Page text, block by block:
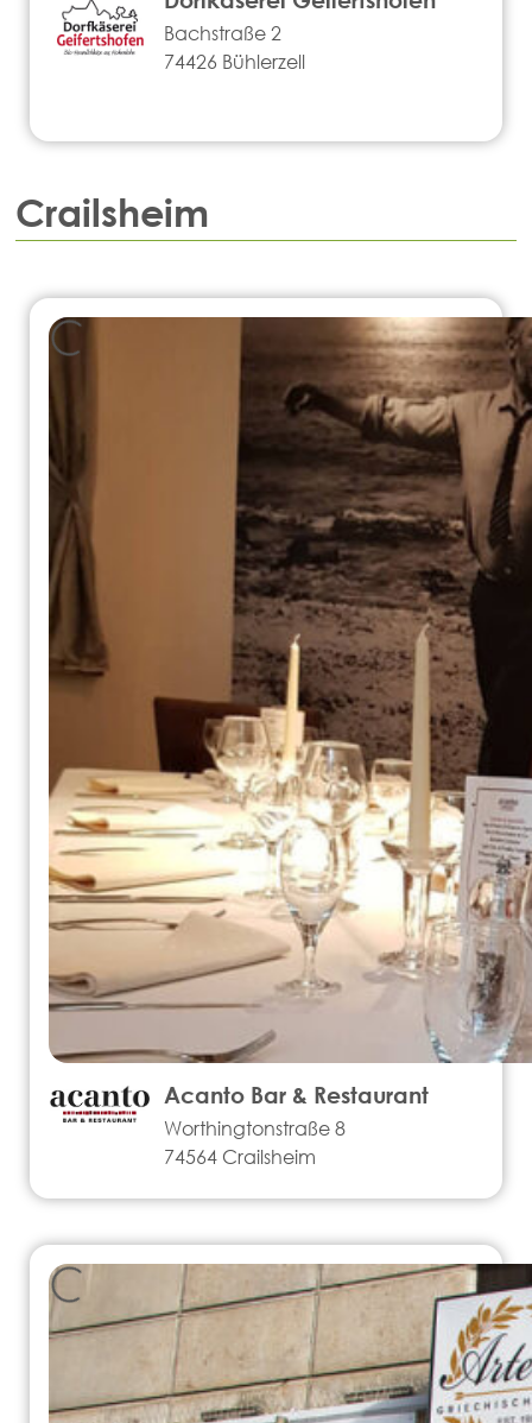
Bachstraße 2
74426 Bühlerzell
Crailsheim
Acanto Bar & Restaurant
Worthingtonstraße 8
74564 Crailsheim